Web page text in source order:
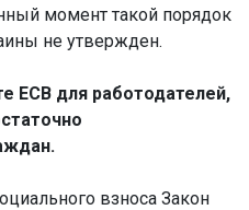
момент такой порядок
не утвержден.
ЕСВ для работодателей,
взноса Закон